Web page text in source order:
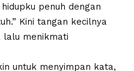
penuh dengan
Kini tangan kecilnya
lalu menikmati
untuk menyimpan kata,